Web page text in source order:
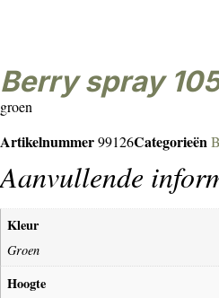
berry spray
groen
Artikelnummer99126Categorieën
Aanvullende
Kleur
Groen
Hoogte